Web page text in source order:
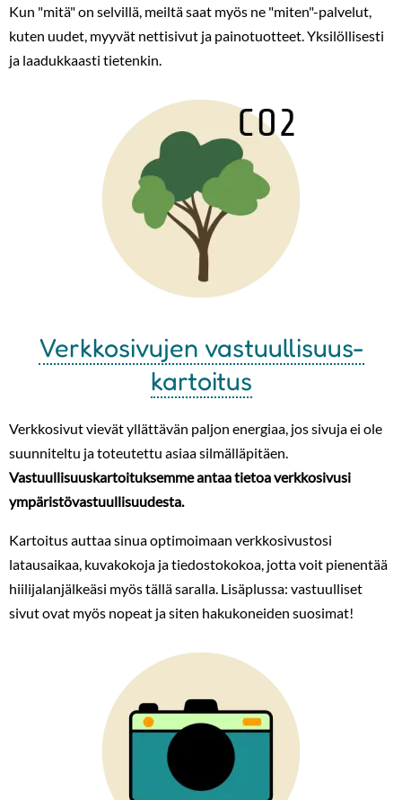
Kun "mitä" on selvillä, meiltä saat myös ne "miten"-palvelut,
kuten uudet, myyvät nettisivut ja painotuotteet. Yksilöllisesti
ja laadukkaasti tietenkin.
Verkkosivujen vastuullisuus-
kartoitus
Verkkosivut vievät yllättävän paljon energiaa, jos sivuja ei ole
suunniteltu ja toteutettu asiaa silmälläpitäen.
Vastuullisuuskartoituksemme antaa tietoa verkkosivusi
ympäristövastuullisuudesta.
Kartoitus auttaa sinua optimoimaan verkkosivustosi
latausaikaa, kuvakokoja ja tiedostokokoa, jotta voit pienentää
hiilijalanjälkeäsi myös tällä saralla. Lisäplussa: vastuulliset
sivut ovat myös nopeat ja siten hakukoneiden suosimat!